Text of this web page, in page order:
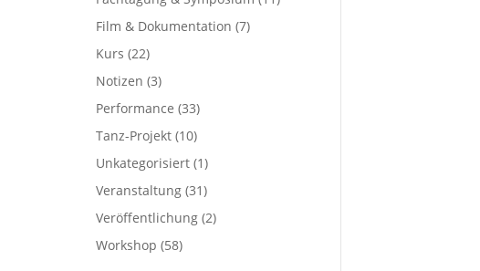
Film & Dokumentation (7)
Kurs (22)
Notizen (3)
Performance (33)
Tanz-Projekt (10)
Unkategorisiert (1)
Veranstaltung (31)
Veröffentlichung (2)
Workshop (58)